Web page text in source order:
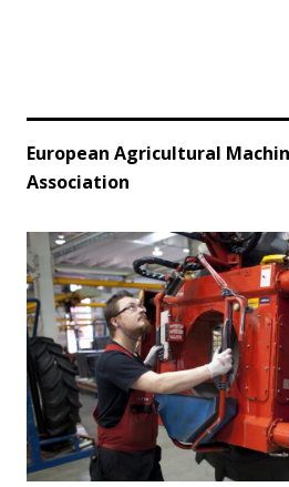
European Agricultural
Association